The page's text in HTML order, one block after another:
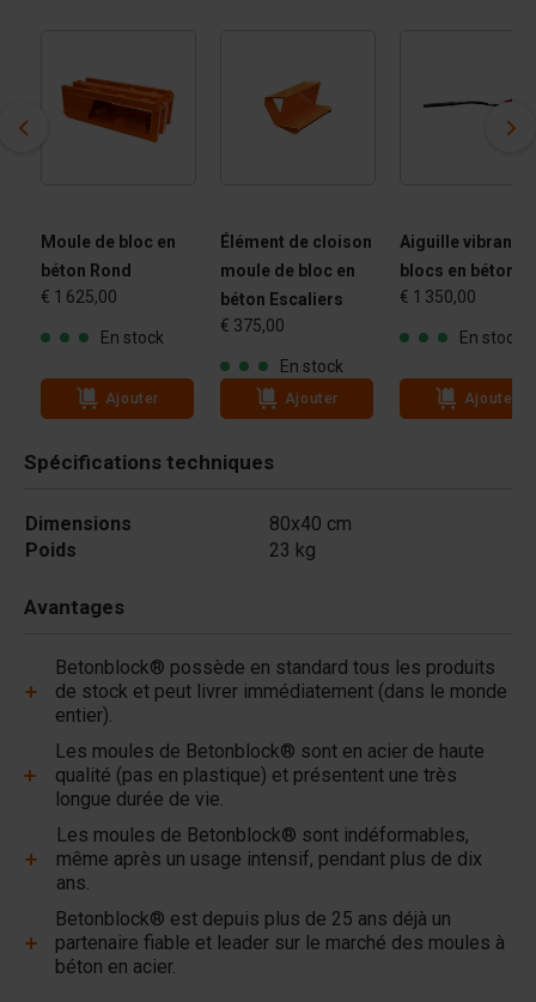
Moule de bloc en
béton Rond
€ 1 625,00
En stock
Ajouter
Élément de cloison
moule de bloc en
béton Escaliers
€ 375,00
En stock
Ajouter
Aiguille vibrante
blocs en béton
€ 1 350,00
En stock
Ajouter
Spécifications techniques
Dimensions
80x40 cm
Poids
23 kg
Avantages
Betonblock® possède en standard tous les produits
de stock et peut livrer immédiatement (dans le monde
entier).
Les moules de Betonblock® sont en acier de haute
qualité (pas en plastique) et présentent une très
longue durée de vie.
Les moules de Betonblock® sont indéformables,
même après un usage intensif, pendant plus de dix
ans.
Betonblock® est depuis plus de 25 ans déjà un
partenaire fiable et leader sur le marché des moules à
béton en acier.